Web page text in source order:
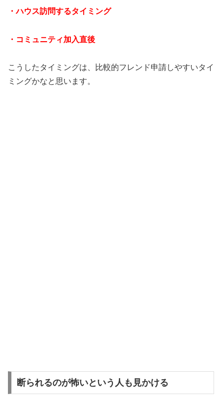
・ハウス訪問するタイミング
・コミュニティ加入直後
こうしたタイミングは、比較的フレンド申請しやすいタイ
ミングかなと思います。
断られるのが怖いという人も見かける